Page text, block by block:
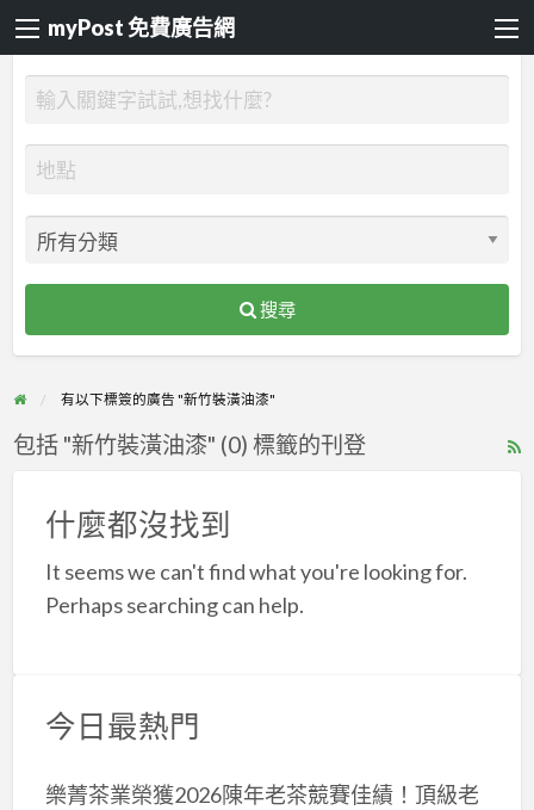
myPost 免費廣告網
搜尋
有以下標簽的廣告 "新竹裝潢油漆"
包括 "新竹裝潢油漆" (0) 標籤的刊登
什麼都沒找到
It seems we can't find what you're looking for.
Perhaps searching can help.
今日最熱門
樂菁茶業榮獲2026陳年老茶競賽佳績！頂級老